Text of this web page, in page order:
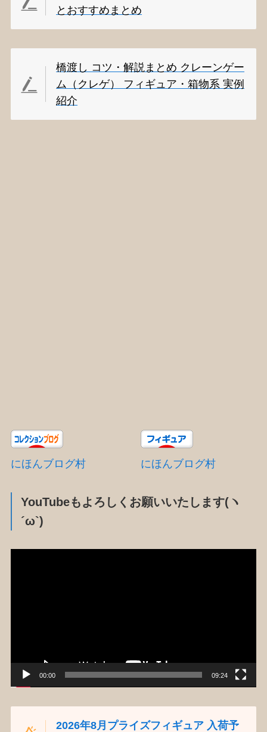
とおすすめまとめ
橋渡し コツ・解説まとめ クレーンゲー
ム（クレゲ） フィギュア・箱物系 実例
紹介
にほんブログ村 にほんブログ村
YouTubeもよろしくお願いいたします(ヽ
´ω`)
00:00 09:24
2026年8月プライズフィギュア 入荷予